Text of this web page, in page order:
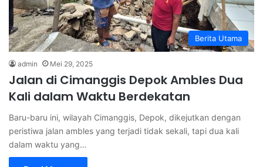
Berita Utama
admin Mei 29, 2025
Jalan di Cimanggis Depok Ambles Dua
Kali dalam Waktu Berdekatan
Baru-baru ini, wilayah Cimanggis, Depok, dikejutkan dengan
peristiwa jalan ambles yang terjadi tidak sekali, tapi dua kali
dalam waktu yang…